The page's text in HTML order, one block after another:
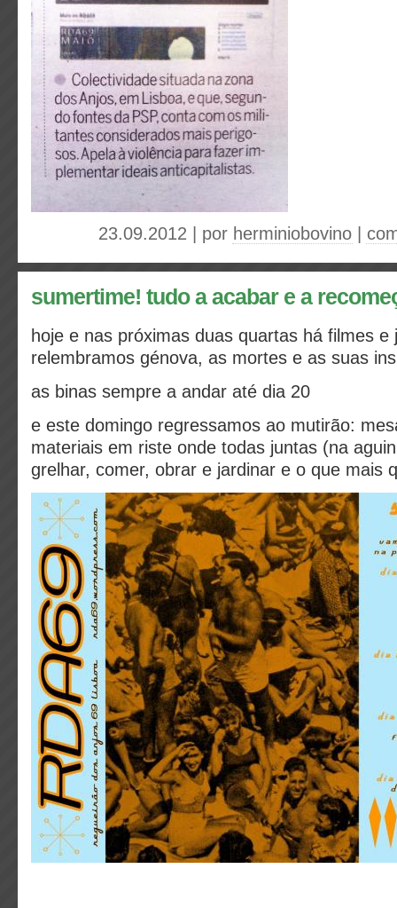
23.09.2012 | por herminiobovino
sumertime! tudo a acabar e a
hoje e nas próximas duas quartas há filmes e
relembramos génova, as mortes e as suas
as binas sempre a andar até dia 20
e este domingo regressamos ao mutirão:
materiais em riste onde todas juntas (na
grelhar, comer, obrar e jardinar e o que mais